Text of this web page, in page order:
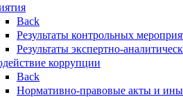
Back
Результаты контрольных
Результаты экспертно-
коррупции
Back
Нормативно-правовые акты и